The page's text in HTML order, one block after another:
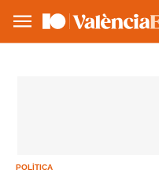
POLÍTICA